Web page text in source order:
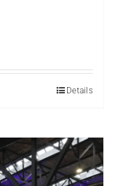
Details